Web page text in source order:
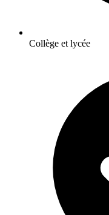
Collège et lycée